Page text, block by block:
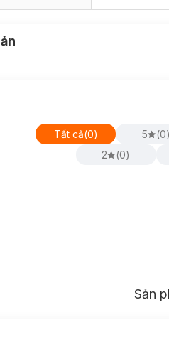
Tất cả(0) 5 (0
2
(0)
Sản